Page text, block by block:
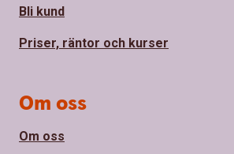
Bli kund
Priser, räntor och kurser
Om oss
Om oss